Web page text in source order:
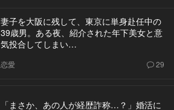
妻子を大阪に残して、東京に単身赴任中の
39歳男。ある夜、紹介された年下美女と意
気投合してしまい…
恋愛 29
「まさか、あの人が経歴詐称…？」婚活に